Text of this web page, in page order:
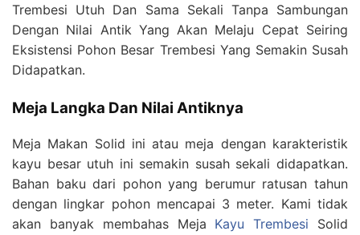
Trembesi Utuh Dan Sama Sekali Tanpa Sambungan
Dengan Nilai Antik Yang Akan Melaju Cepat Seiring
Eksistensi Pohon Besar Trembesi Yang Semakin Susah
Didapatkan.
Meja Langka Dan Nilai Antiknya
Meja Makan Solid ini atau meja dengan karakteristik
kayu besar utuh ini semakin susah sekali didapatkan.
Bahan baku dari pohon yang berumur ratusan tahun
dengan lingkar pohon mencapai 3 meter. Kami tidak
akan banyak membahas Meja Kayu Trembesi Solid